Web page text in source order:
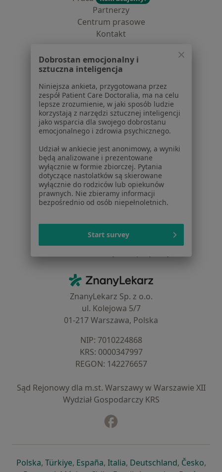
Partnerzy
Centrum prasowe
Kontakt
Lekarze
Placówki medyczne
Pytania i odpowiedzi
Usługi i zabiegi
Choroby
Pomoc
Blog dla pacjentów
Dla profesjonalistów
Cennik
Dla lekarzy
Baza wiedzy
ZnanyLekarz - Strona główna
ZnanyLekarz Sp. z o.o.
ul. Kolejowa 5/7
01-217 Warszawa, Polska
NIP: ⁠7010224868
KRS: ⁠0000347997
REGON: ⁠142276657
Sąd Rejonowy dla m.st. Warszawy w Warszawie XII
Wydział Gospodarczy KRS
Polskaotwiera się w nowej karcie
, Türkiyeotwiera się w nowej karcie
, Españaotwiera się w nowej karcie
, Italiaotwiera się w nowej
, Deutschlandotwiera się
, Česko,
Dobrostan emocjonalny i
sztuczna inteligencja
Niniejsza ankieta, przygotowana przez
zespół Patient Care Doctoralia, ma na celu
lepsze zrozumienie, w jaki sposób ludzie
korzystają z narzędzi sztucznej inteligencji
jako wsparcia dla swojego dobrostanu
emocjonalnego i zdrowia psychicznego.
Udział w ankiecie jest anonimowy, a wyniki
będą analizowane i prezentowane
wyłącznie w formie zbiorczej. Pytania
dotyczące nastolatków są skierowane
wyłącznie do rodziców lub opiekunów
prawnych. Nie zbieramy informacji
bezpośrednio od osób niepełnoletnich.
Start survey